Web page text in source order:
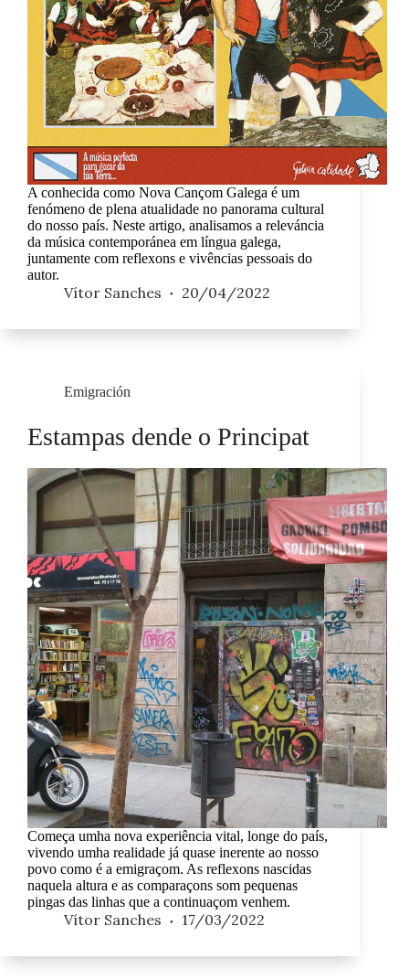
A conhecida como Nova Cançom Galega é um
fenómeno de plena atualidade no panorama cultural
do nosso país. Neste artigo, analisamos a releváncia
da música contemporánea em língua galega,
juntamente com reflexons e vivências pessoais do
autor.
Vítor Sanches 20/04/2022
Emigración
Estampas dende o Principat
Começa umha nova experiência vital, longe do país,
vivendo umha realidade já quase inerente ao nosso
povo como é a emigraçom. As reflexons nascidas
naquela altura e as comparaçons som pequenas
pingas das linhas que a continuaçom venhem.
Vítor Sanches 17/03/2022